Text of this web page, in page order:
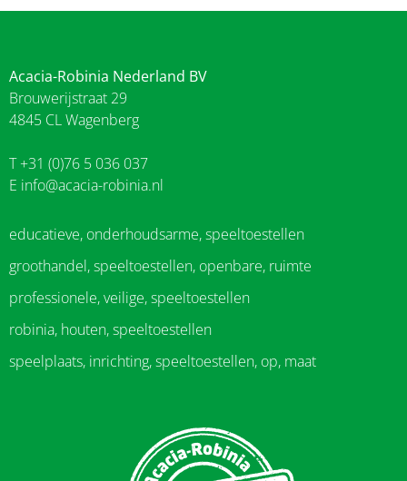
Acacia-Robinia Nederland BV
Brouwerijstraat 29
4845 CL Wagenberg
T +31 (0)76 5 036 037
E info@acacia-robinia.nl
educatieve, onderhoudsarme, speeltoestellen
groothandel, speeltoestellen, openbare, ruimte
professionele, veilige, speeltoestellen
robinia, houten, speeltoestellen
speelplaats, inrichting, speeltoestellen, op, maat